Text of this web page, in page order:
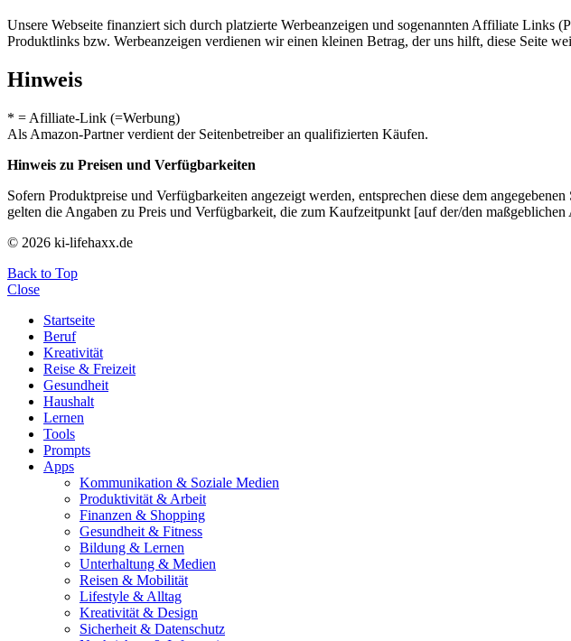
Unsere Webseite finanziert sich durch platzierte Werbeanzeigen und sogenannten Affiliate
Produktlinks bzw. Werbeanzeigen verdienen wir einen kleinen Betrag, der uns hilft, diese Seite
Hinweis
* = Afilliate-Link (=Werbung)
Als Amazon-Partner verdient der Seitenbetreiber an qualifizierten Käufen.
Hinweis zu Preisen und Verfügbarkeiten
Sofern Produktpreise und Verfügbarkeiten angezeigt werden, entsprechen diese dem
gelten die Angaben zu Preis und Verfügbarkeit, die zum Kaufzeitpunkt [auf der/den
© 2026 ki-lifehaxx.de
Back to Top
Close
Startseite
Beruf
Kreativität
Reise & Freizeit
Gesundheit
Haushalt
Lernen
Tools
Prompts
Apps
Kommunikation & Soziale Medien
Produktivität & Arbeit
Finanzen & Shopping
Gesundheit & Fitness
Bildung & Lernen
Unterhaltung & Medien
Reisen & Mobilität
Lifestyle & Alltag
Kreativität & Design
Sicherheit & Datenschutz